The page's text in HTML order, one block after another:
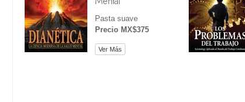
Pasta suave
Precio MX$375
Ver Más